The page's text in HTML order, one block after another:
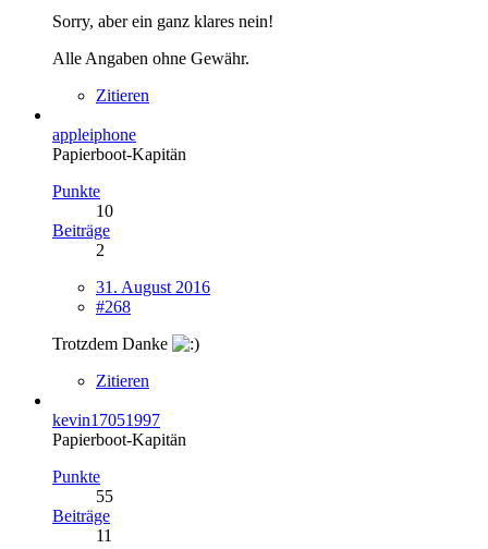
Sorry, aber ein ganz klares nein!
Alle Angaben ohne Gewähr.
Zitieren
appleiphone
Papierboot-Kapitän
Punkte
10
Beiträge
2
31. August 2016
#268
Trotzdem Danke
Zitieren
kevin17051997
Papierboot-Kapitän
Punkte
55
Beiträge
11